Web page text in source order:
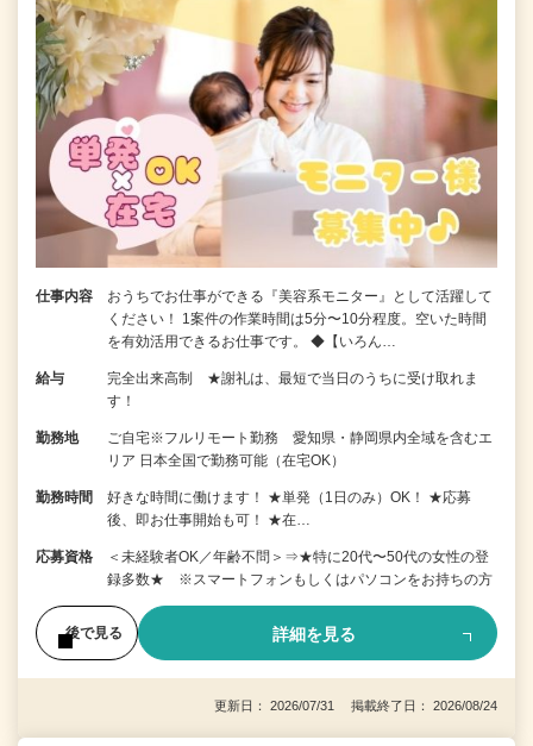
仕事内容
おうちでお仕事ができる『美容系モニター』として活躍して
ください！ 1案件の作業時間は5分〜10分程度。空いた時間
を有効活用できるお仕事です。 ◆【いろん…
給与
完全出来高制 ★謝礼は、最短で当日のうちに受け取れま
す！
勤務地
ご自宅※フルリモート勤務 愛知県・静岡県内全域を含むエ
リア 日本全国で勤務可能（在宅OK）
勤務時間
好きな時間に働けます！ ★単発（1日のみ）OK！ ★応募
後、即お仕事開始も可！ ★在…
応募資格
＜未経験者OK／年齢不問＞⇒★特に20代〜50代の女性の登
録多数★ ※スマートフォンもしくはパソコンをお持ちの方
後で見る 詳細を見る
更新日： 2026/07/31 掲載終了日： 2026/08/24